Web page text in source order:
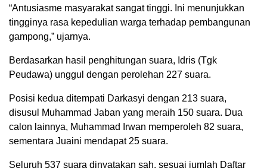
“Antusiasme masyarakat sangat tinggi. Ini menunjukkan
tingginya rasa kepedulian warga terhadap pembangunan
gampong,” ujarnya.
Berdasarkan hasil penghitungan suara, Idris (Tgk
Peudawa) unggul dengan perolehan 227 suara.
Posisi kedua ditempati Darkasyi dengan 213 suara,
disusul Muhammad Jaban yang meraih 150 suara. Dua
calon lainnya, Muhammad Irwan memperoleh 82 suara,
sementara Juaini mendapat 25 suara.
Seluruh 537 suara dinyatakan sah, sesuai jumlah Daftar